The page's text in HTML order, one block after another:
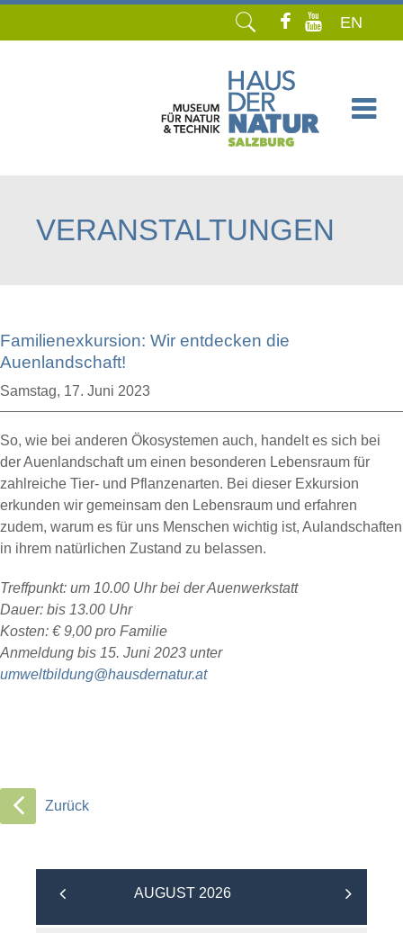
EN
VERANSTALTUNGEN
Familienexkursion: Wir entdecken die
Auenlandschaft!
Samstag, 17. Juni 2023
So, wie bei anderen Ökosystemen auch, handelt es sich bei
der Auenlandschaft um einen besonderen Lebensraum für
zahlreiche Tier- und Pflanzenarten. Bei dieser Exkursion
erkunden wir gemeinsam den Lebensraum und erfahren
zudem, warum es für uns Menschen wichtig ist, Aulandschaften
in ihrem natürlichen Zustand zu belassen.
Treffpunkt: um 10.00 Uhr bei der Auenwerkstatt
Dauer: bis 13.00 Uhr
Kosten: € 9,00 pro Familie
Anmeldung bis 15. Juni 2023 unter
umweltbildung@hausdernatur.at
Zurück
AUGUST 2026